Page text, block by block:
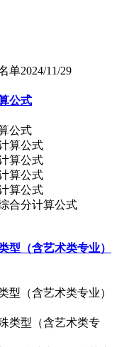
单2024/11/29
公式
公式
合分计算公式
型（含艺术类专业）
型（含艺术类专业）